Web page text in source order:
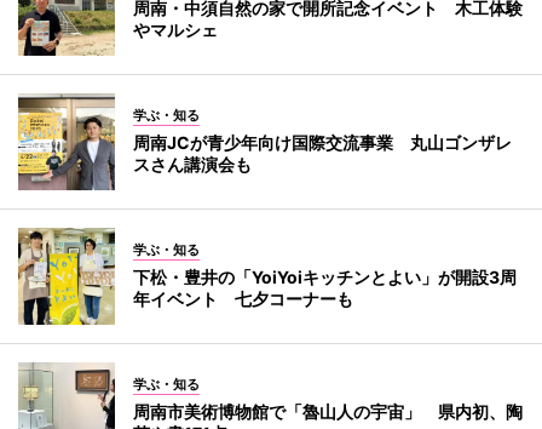
周南・中須自然の家で開所記念イベント 木工体験
やマルシェ
学ぶ・知る
周南JCが青少年向け国際交流事業 丸山ゴンザレ
スさん講演会も
学ぶ・知る
下松・豊井の「YoiYoiキッチンとよい」が開設3周
年イベント 七夕コーナーも
学ぶ・知る
周南市美術博物館で「魯山人の宇宙」 県内初、陶